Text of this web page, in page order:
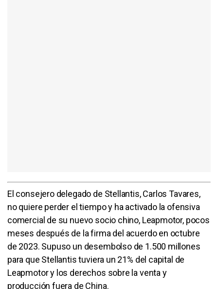
El consejero delegado de Stellantis, Carlos Tavares,
no quiere perder el tiempo y ha activado la ofensiva
comercial de su nuevo socio chino, Leapmotor, pocos
meses después de la firma del acuerdo en octubre
de 2023. Supuso un desembolso de 1.500 millones
para que Stellantis tuviera un 21% del capital de
Leapmotor y los derechos sobre la venta y
producción fuera de China.